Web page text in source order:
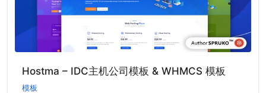
Hostma – IDC主机公司模板 & WHMCS 模板
模板